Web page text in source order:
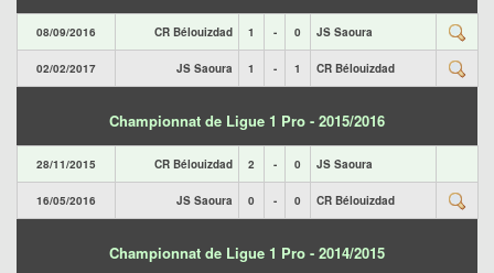
08/09/2016 CR Bélouizdad 1 - 0 JS Saoura
02/02/2017 JS Saoura 1 - 1 CR Bélouizdad
Championnat de Ligue 1 Pro - 2015/2016
28/11/2015 CR Bélouizdad 2 - 0 JS Saoura
16/05/2016 JS Saoura 0 - 0 CR Bélouizdad
Championnat de Ligue 1 Pro - 2014/2015